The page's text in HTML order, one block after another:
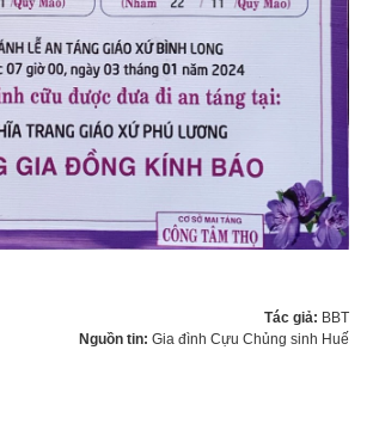
Tác giả: BBT
Nguồn tin: Gia đình Cựu Chủng sinh Huế